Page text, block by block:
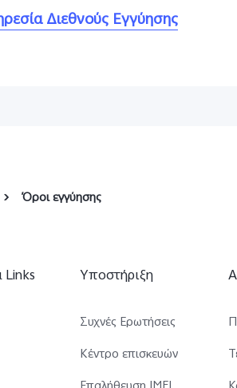
Διεθνούς Εγγύησης
Όροι εγγύησης
Υποστήριξη
Συχνές Ερωτήσεις
Κέντρο επισκευών